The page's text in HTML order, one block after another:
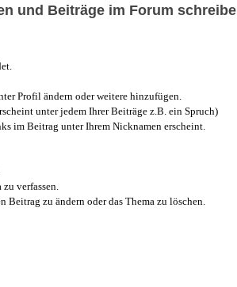
und Beiträge im Forum
Profil ändern oder weitere hinzufügen.
unter jedem Ihrer Beiträge z.B. ein Spruch)
im Beitrag unter Ihrem Nicknamen erscheint.
verfassen.
Beitrag zu ändern oder das Thema zu löschen.